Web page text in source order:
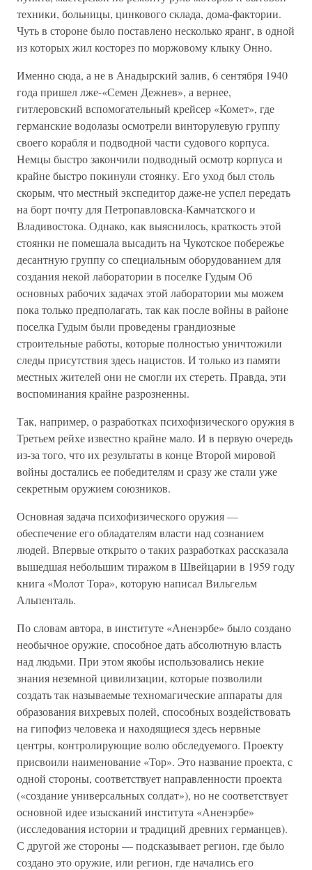
техники, больницы, цинкового склада, дома-фактории.
Чуть в стороне было поставлено несколько яранг, в одной
из которых жил косторез по моржовому клыку Онно.
Именно сюда, а не в Анадырский залив, 6 сентября 1940
года пришел лже-«Семен Дежнев», а вернее,
гитлеровский вспомогательный крейсер «Комет», где
германские водолазы осмотрели винторулевую группу
своего корабля и подводной части судового корпуса.
Немцы быстро закончили подводный осмотр корпуса и
крайне быстро покинули стоянку. Его уход был столь
скорым, что местный экспедитор даже-не успел передать
на борт почту для Петропавловска-Камчатского и
Владивостока. Однако, как выяснилось, краткость этой
стоянки не помешала высадить на Чукотское побережье
десантную группу со специальным оборудованием для
создания некой лаборатории в поселке Гудым Об
основных рабочих задачах этой лаборатории мы можем
пока только предполагать, так как после войны в районе
поселка Гудым были проведены грандиозные
строительные работы, которые полностью уничтожили
следы присутствия здесь нацистов. И только из памяти
местных жителей они не смогли их стереть. Правда, эти
воспоминания крайне разрозненны.
Так, например, о разработках психофизического оружия в
Третьем рейхе известно крайне мало. И в первую очередь
из-за того, что их результаты в конце Второй мировой
войны достались ее победителям и сразу же стали уже
секретным оружием союзников.
Основная задача психофизического оружия —
обеспечение его обладателям власти над сознанием
людей. Впервые открыто о таких разработках рассказала
вышедшая небольшим тиражом в Швейцарии в 1959 году
книга «Молот Тора», которую написал Вильгельм
Альпенталь.
По словам автора, в институте «Аненэрбе» было создано
необычное оружие, способное дать абсолютную власть
над людьми. При этом якобы использовались некие
знания неземной цивилизации, которые позволили
создать так называемые техномагические аппараты для
образования вихревых полей, способных воздействовать
на гипофиз человека и находящиеся здесь нервные
центры, контролирующие волю обследуемого. Проекту
присвоили наименование «Тор». Это название проекта, с
одной стороны, соответствует направленности проекта
(«создание универсальных солдат»), но не соответствует
основной идее изысканий института «Аненэрбе»
(исследования истории и традиций древних германцев).
С другой же стороны — подсказывает регион, где было
создано это оружие, или регион, где начались его